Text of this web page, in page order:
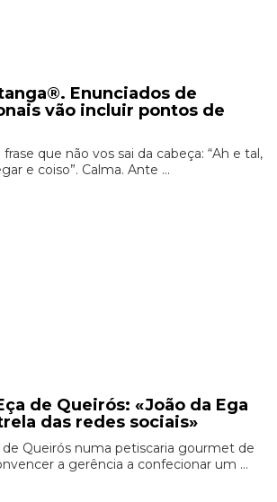
Enunciados de
vão incluir pontos de
que não vos sai da cabeça: “Ah e tal,
e coiso”. Calma. Ante ...
de Queirós: «João da Ega
das redes sociais»
Queirós numa petiscaria gourmet de
a gerência a confecionar um ...